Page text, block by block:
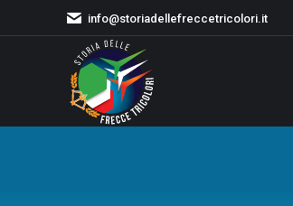
info@storiadellefreccetricolori.it